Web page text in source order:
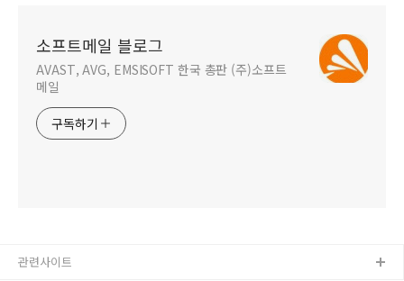
소프트메일 블로그
AVAST, AVG, EMSISOFT 한국 총판 (주)소프트
메일
구독하기
관련사이트